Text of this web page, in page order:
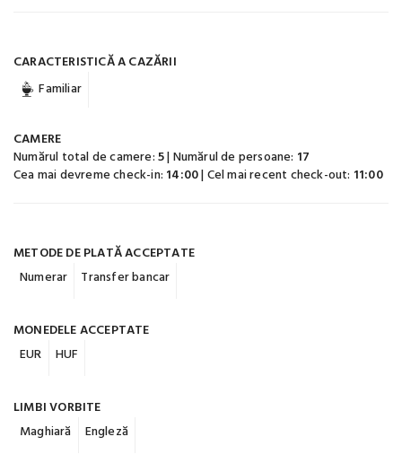
CARACTERISTICĂ A CAZĂRII
Familiar
CAMERE
Numărul total de camere:5| Numărul de persoane: 17
Cea mai devreme check-in: 14:00| Cel mai recent check-out: 11:00
METODE DE PLATĂ ACCEPTATE
Numerar
Transfer bancar
MONEDELE ACCEPTATE
EUR
HUF
LIMBI VORBITE
Maghiară
Engleză